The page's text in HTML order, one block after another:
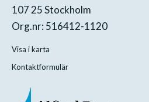
107 25 Stockholm
Org.nr: 516412-1120
Visa i karta
Kontaktformulär